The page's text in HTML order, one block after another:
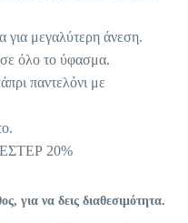
για μεγαλύτερη άνεση.
όλο το ύφασμα.
παντελόνι με
20%
για να δεις διαθεσιμότητα.